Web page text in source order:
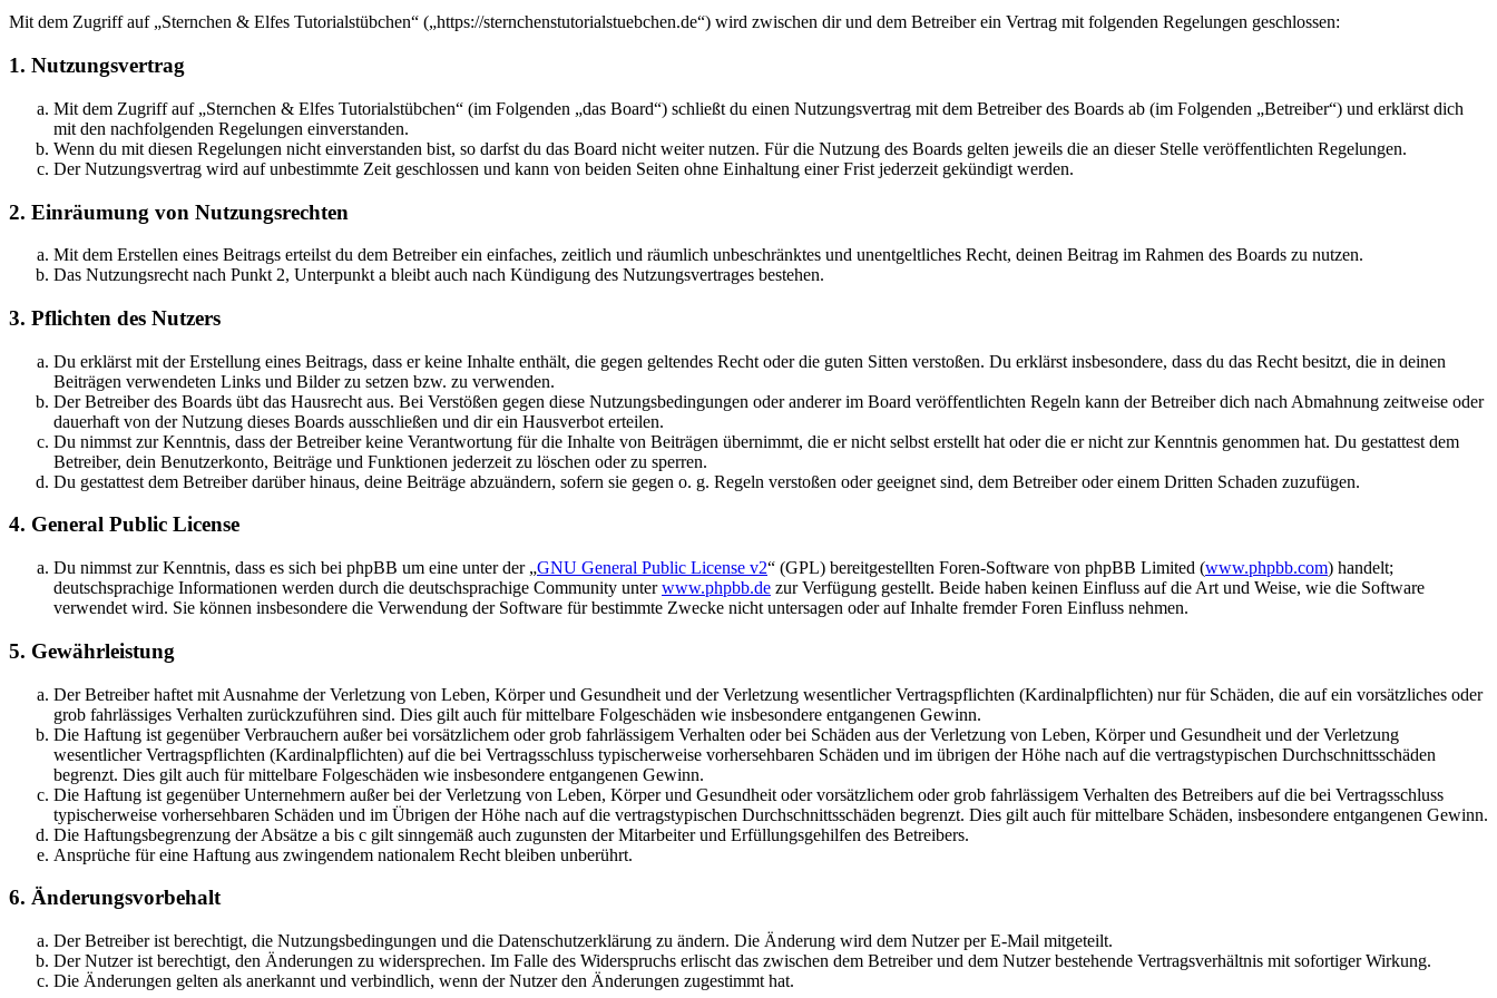
Mit dem Zugriff auf „Sternchen & Elfes Tutorialstübchen“ („https://sternchenstutorialstuebchen.de“) wird zwischen dir und dem Betreiber ein Vertrag mit folgenden Regelungen geschlossen:
1. Nutzungsvertrag
Mit dem Zugriff auf „Sternchen & Elfes Tutorialstübchen“ (im Folgenden „das Board“) schließt du einen Nutzungsvertrag mit dem Betreiber des Boards ab (im Folgenden „Betreiber“) und erklärst dich
mit den nachfolgenden Regelungen einverstanden.
Wenn du mit diesen Regelungen nicht einverstanden bist, so darfst du das Board nicht weiter nutzen. Für die Nutzung des Boards gelten jeweils die an dieser Stelle veröffentlichten Regelungen.
Der Nutzungsvertrag wird auf unbestimmte Zeit geschlossen und kann von beiden Seiten ohne Einhaltung einer Frist jederzeit gekündigt werden.
2. Einräumung von Nutzungsrechten
Mit dem Erstellen eines Beitrags erteilst du dem Betreiber ein einfaches, zeitlich und räumlich unbeschränktes und unentgeltliches Recht, deinen Beitrag im Rahmen des Boards zu nutzen.
Das Nutzungsrecht nach Punkt 2, Unterpunkt a bleibt auch nach Kündigung des Nutzungsvertrages bestehen.
3. Pflichten des Nutzers
Du erklärst mit der Erstellung eines Beitrags, dass er keine Inhalte enthält, die gegen geltendes Recht oder die guten Sitten verstoßen. Du erklärst insbesondere, dass du das Recht besitzt, die in deinen
Beiträgen verwendeten Links und Bilder zu setzen bzw. zu verwenden.
Der Betreiber des Boards übt das Hausrecht aus. Bei Verstößen gegen diese Nutzungsbedingungen oder anderer im Board veröffentlichten Regeln kann der Betreiber dich nach Abmahnung zeitweise oder
dauerhaft von der Nutzung dieses Boards ausschließen und dir ein Hausverbot erteilen.
Du nimmst zur Kenntnis, dass der Betreiber keine Verantwortung für die Inhalte von Beiträgen übernimmt, die er nicht selbst erstellt hat oder die er nicht zur Kenntnis genommen hat. Du gestattest dem
Betreiber, dein Benutzerkonto, Beiträge und Funktionen jederzeit zu löschen oder zu sperren.
Du gestattest dem Betreiber darüber hinaus, deine Beiträge abzuändern, sofern sie gegen o. g. Regeln verstoßen oder geeignet sind, dem Betreiber oder einem Dritten Schaden zuzufügen.
4. General Public License
Du nimmst zur Kenntnis, dass es sich bei phpBB um eine unter der „GNU General Public License v2“ (GPL) bereitgestellten Foren-Software von phpBB Limited (www.phpbb.com) handelt;
deutschsprachige Informationen werden durch die deutschsprachige Community unterwww.phpbb.de zur Verfügung gestellt. Beide haben keinen Einfluss auf die Art und Weise, wie die Software
verwendet wird. Sie können insbesondere die Verwendung der Software für bestimmte Zwecke nicht untersagen oder auf Inhalte fremder Foren Einfluss nehmen.
5. Gewährleistung
Der Betreiber haftet mit Ausnahme der Verletzung von Leben, Körper und Gesundheit und der Verletzung wesentlicher Vertragspflichten (Kardinalpflichten) nur für Schäden, die auf ein vorsätzliches oder
grob fahrlässiges Verhalten zurückzuführen sind. Dies gilt auch für mittelbare Folgeschäden wie insbesondere entgangenen Gewinn.
Die Haftung ist gegenüber Verbrauchern außer bei vorsätzlichem oder grob fahrlässigem Verhalten oder bei Schäden aus der Verletzung von Leben, Körper und Gesundheit und der Verletzung
wesentlicher Vertragspflichten (Kardinalpflichten) auf die bei Vertragsschluss typischerweise vorhersehbaren Schäden und im übrigen der Höhe nach auf die vertragstypischen Durchschnittsschäden
begrenzt. Dies gilt auch für mittelbare Folgeschäden wie insbesondere entgangenen Gewinn.
Die Haftung ist gegenüber Unternehmern außer bei der Verletzung von Leben, Körper und Gesundheit oder vorsätzlichem oder grob fahrlässigem Verhalten des Betreibers auf die bei Vertragsschluss
typischerweise vorhersehbaren Schäden und im Übrigen der Höhe nach auf die vertragstypischen Durchschnittsschäden begrenzt. Dies gilt auch für mittelbare Schäden, insbesondere entgangenen Gewinn.
Die Haftungsbegrenzung der Absätze a bis c gilt sinngemäß auch zugunsten der Mitarbeiter und Erfüllungsgehilfen des Betreibers.
Ansprüche für eine Haftung aus zwingendem nationalem Recht bleiben unberührt.
6. Änderungsvorbehalt
Der Betreiber ist berechtigt, die Nutzungsbedingungen und die Datenschutzerklärung zu ändern. Die Änderung wird dem Nutzer per E-Mail mitgeteilt.
Der Nutzer ist berechtigt, den Änderungen zu widersprechen. Im Falle des Widerspruchs erlischt das zwischen dem Betreiber und dem Nutzer bestehende Vertragsverhältnis mit sofortiger Wirkung.
Die Änderungen gelten als anerkannt und verbindlich, wenn der Nutzer den Änderungen zugestimmt hat.